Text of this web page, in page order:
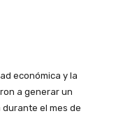
económica y la
a generar un
el mes de